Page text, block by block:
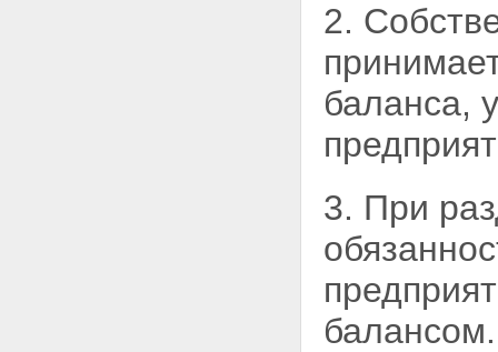
2.
баланса,
3. При
балансом.